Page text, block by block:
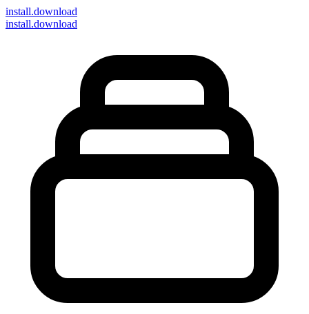
install.download
install.download